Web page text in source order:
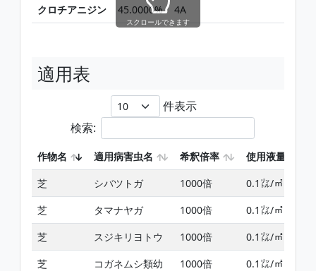
クロチアニジン
45.0000% 4A
スクロールできます
適用表
件表示
検索:
作物名 適用病害虫名 希釈倍率 使用液量
芝
シバツトガ 1000倍 0.1㍑/㎡
芝
タマナヤガ 1000倍 0.1㍑/㎡
芝
スジキリヨトウ 1000倍 0.1㍑/㎡
芝
コガネムシ類幼
1000倍 0.1㍑/㎡